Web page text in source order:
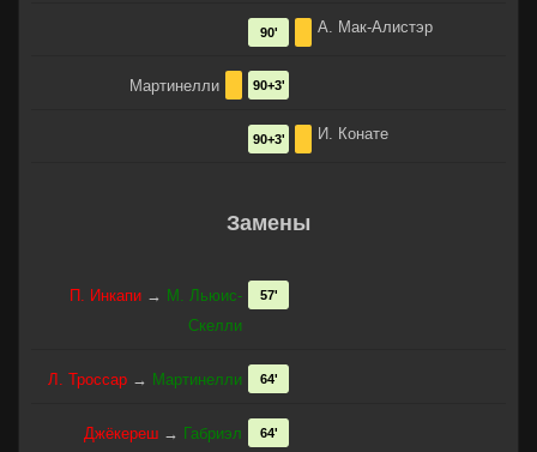
А. Мак-Алистэр
90'
Мартинелли 90+3'
И. Конате
90+3'
Замены
П. Инкапи → М. Льюис-
Скелли
57'
Л. Троссар → Мартинелли 64'
Джёкереш → Габриэл 64'